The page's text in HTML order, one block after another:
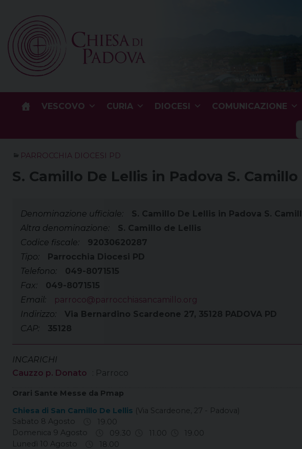
content
VESCOVO CURIA DIOCESI COMUNICAZIONE
PARROCCHIA DIOCESI PD
S. Camillo De Lellis in Padova S.
Denominazione ufficiale:
S. Camillo De Lellis in Padova S.
Altra denominazione:
S. Camillo de Lellis
Codice fiscale:
92030620287
Tipo:
Parrocchia Diocesi PD
Telefono:
049-8071515
Fax:
049-8071515
Email:
parroco@parrocchiasancamillo.org
Indirizzo:
Via Bernardino Scardeone 27, 35128 PADOVA PD
CAP:
35128
INCARICHI
Cauzzo p. Donato
: Parroco
Orari Sante Messe da Pmap
Chiesa di San Camillo De Lellis (Via Scardeone, 27 - Padova)
Sabato 8 Agosto
19.00
Domenica 9 Agosto
09.30 11.00
19.00
Lunedì 10 Agosto
18.00